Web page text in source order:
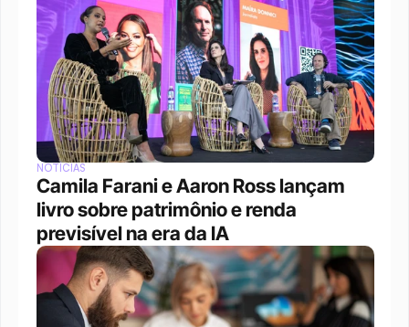
NOTÍCIAS
Camila Farani e Aaron Ross lançam
livro sobre patrimônio e renda
previsível na era da IA